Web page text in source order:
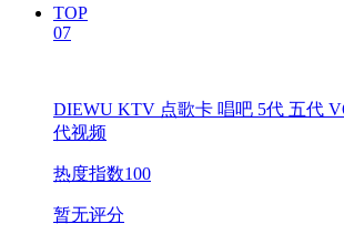
TOP
07
DIEWU KTV 点歌卡 唱吧 5代 五代
代视频
热度指数100
暂无评分